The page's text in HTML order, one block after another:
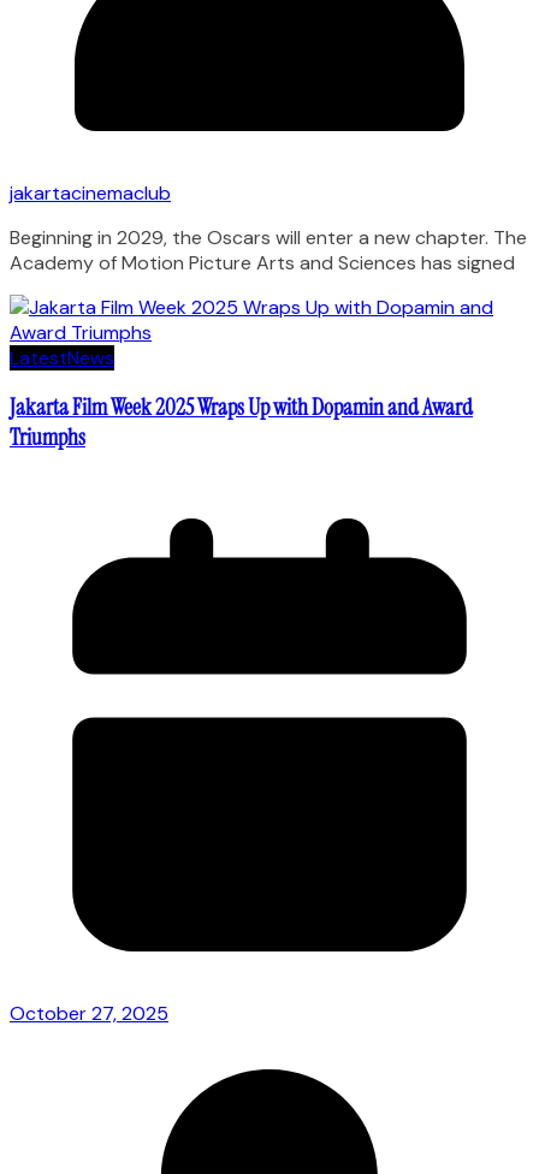
jakartacinemaclub
Beginning in 2029, the Oscars will enter a new chapter. The
Academy of Motion Picture Arts and Sciences has signed
LatestNews
Jakarta Film Week 2025 Wraps Up with Dopamin and Award
Triumphs
October 27, 2025